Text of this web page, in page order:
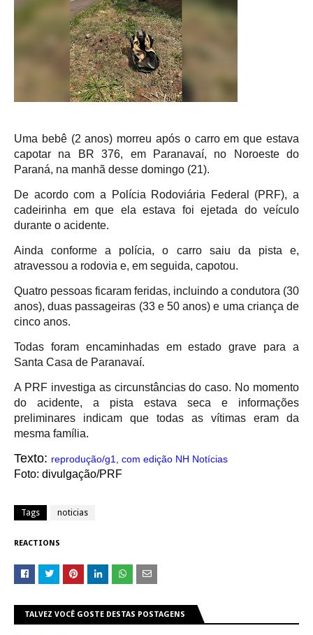
Uma bebê (2 anos) morreu após o carro em que estava
capotar na BR 376, em Paranavaí, no Noroeste do
Paraná, na manhã desse domingo (21).
De acordo com a Polícia Rodoviária Federal (PRF), a
cadeirinha em que ela estava foi ejetada do veículo
durante o acidente.
Ainda conforme a polícia, o carro saiu da pista e,
atravessou a rodovia e, em seguida, capotou.
Quatro pessoas ficaram feridas, incluindo a condutora (30
anos), duas passageiras (33 e 50 anos) e uma criança de
cinco anos.
Todas foram encaminhadas em estado grave para a
Santa Casa de Paranavaí.
A PRF investiga as circunstâncias do caso. No momento
do acidente, a pista estava seca e informações
preliminares indicam que todas as vítimas eram da
mesma família.
Texto: reprodução/g1, com edição NH Notícias
Foto: divulgação/PRF
Tags noticias
REACTIONS
TALVEZ VOCÊ GOSTE DESTAS POSTAGENS